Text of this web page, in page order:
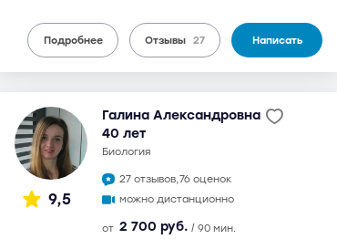
Подробнее Отзывы 27 Написать
9,5
Галина Александровна
40 лет
биология
27 отзывов,76 оценок
можно дистанционно
от 2 700 руб. / 90 мин.